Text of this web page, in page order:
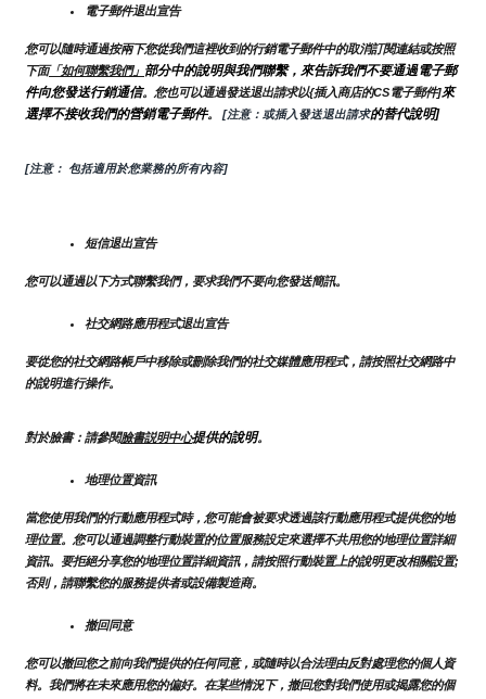
電子郵件退出宣告
您可以隨時通過按兩下您從我們這裡收到的行銷電子郵件中的取消訂閱連結或按照
下面「如何聯繫我們」 部分中的說明與我們聯繫，來告訴我們不要通過電子郵
件向您發送行銷通信。您也可以通過發送退出請求以{插入商店的CS電子郵件]來
選擇不接收我們的營銷電子郵件。 [注意：或插入發送退出請求的替代說明]
[注意： 包括適用於您業務的所有內容]
短信退出宣告
您可以通過以下方式聯繫我們，要求我們不要向您發送簡訊。
社交網路應用程式退出宣告
要從您的社交網路帳戶中移除或刪除我們的社交媒體應用程式，請按照社交網路中
的說明進行操作。
對於臉書：請參閱臉書説明中心提供的說明。
地理位置資訊
當您使用我們的行動應用程式時，您可能會被要求透過該行動應用程式提供您的地
理位置。您可以通過調整行動裝置的位置服務設定來選擇不共用您的地理位置詳細
資訊。要拒絕分享您的地理位置詳細資訊，請按照行動裝置上的說明更改相關設置;
否則，請聯繫您的服務提供者或設備製造商。
撤回同意
您可以撤回您之前向我們提供的任何同意，或隨時以合法理由反對處理您的個人資
料。我們將在未來應用您的偏好。在某些情況下，撤回您對我們使用或揭露您的個